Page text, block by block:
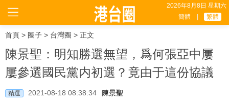
2026年8月8日 星期六
簡體
繁體
首頁 > 圈子 > 台灣圈 > 正文
陳景聖：明知勝選無望，爲何張亞中屢
屢參選國民黨内初選？竟由于這份協議
精選 2021-08-18 08:38:34 陳景聖